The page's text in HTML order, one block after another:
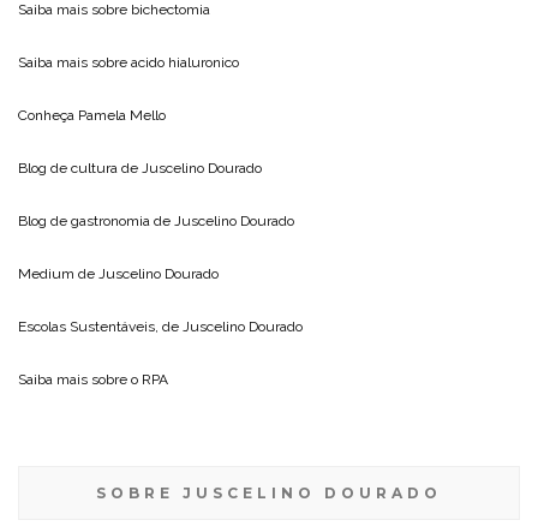
Saiba mais sobre bichectomia
Saiba mais sobre acido hialuronico
Conheça Pamela Mello
Blog de cultura de Juscelino Dourado
Blog de gastronomia de Juscelino Dourado
Medium de Juscelino Dourado
Escolas Sustentáveis, de Juscelino Dourado
Saiba mais sobre o RPA
SOBRE JUSCELINO DOURADO